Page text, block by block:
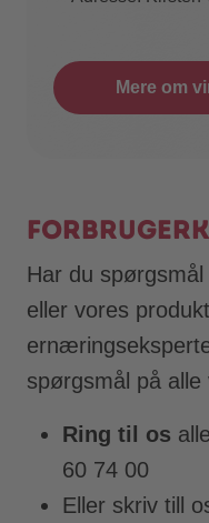
Mere om
Har du
eller vores
spørgsmål på alle
Ring til os
60 74 00
Eller skriv till